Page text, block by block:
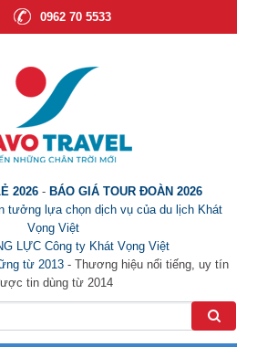
0962 70 5533
2026 - BÁO GIÁ TOUR ĐOÀN 2026
tưởng lựa chọn dịch vụ của du lịch Khát
Vọng Việt
LỰC Công ty Khát Vọng Việt
từ 2013- Thương hiệu nổi tiếng, uy tín
tin dùng từ 2014